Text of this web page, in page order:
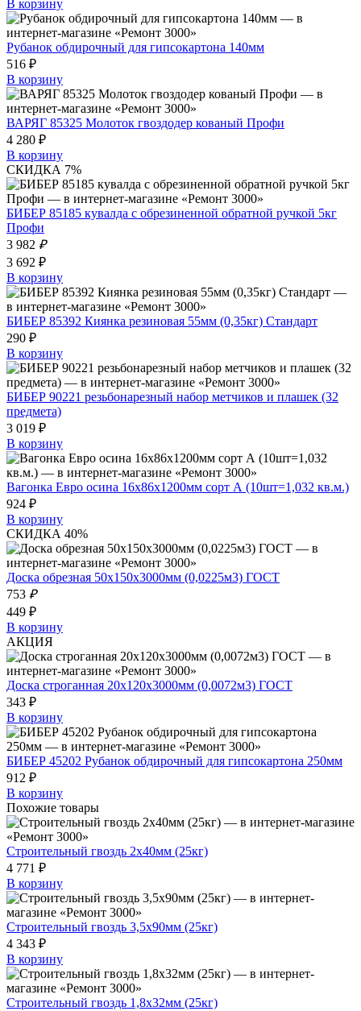
В корзину
Рубанок обдирочный для гипсокартона 140мм
516 ₽
В корзину
ВАРЯГ 85325 Молоток гвоздодер кованый Профи
4 280 ₽
В корзину
СКИДКА 7%
БИБЕР 85185 кувалда с обрезиненной обратной ручкой 5кг
Профи
3 982 ₽
3 692 ₽
В корзину
БИБЕР 85392 Киянка резиновая 55мм (0,35кг) Стандарт
290 ₽
В корзину
БИБЕР 90221 резьбонарезный набор метчиков и плашек (32
предмета)
3 019 ₽
В корзину
Вагонка Евро осина 16х86х1200мм сорт А (10шт=1,032 кв.м.)
924 ₽
В корзину
СКИДКА 40%
Доска обрезная 50х150х3000мм (0,0225м3) ГОСТ
753 ₽
449 ₽
В корзину
АКЦИЯ
Доска строганная 20х120х3000мм (0,0072м3) ГОСТ
343 ₽
В корзину
БИБЕР 45202 Рубанок обдирочный для гипсокартона 250мм
912 ₽
В корзину
Похожие товары
Строительный гвоздь 2х40мм (25кг)
4 771 ₽
В корзину
Строительный гвоздь 3,5х90мм (25кг)
4 343 ₽
В корзину
Строительный гвоздь 1,8х32мм (25кг)